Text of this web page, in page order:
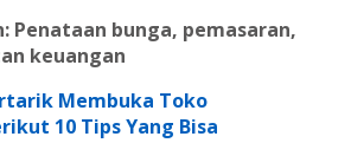
Penataan bunga, pemasaran,
keuangan
Membuka Toko
10 Tips Yang Bisa